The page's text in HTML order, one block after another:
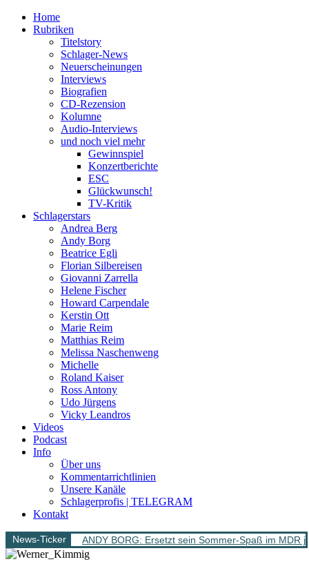
Home
Rubriken
Titelstory
Schlager-News
Neuerscheinungen
Interviews
Biografien
CD-Rezension
Kolumne
Audio-Interviews
und noch viel mehr
Gewinnspiel
Konzertberichte
ESC
Glückwunsch!
TV-Kritik
Schlagerstars
Andrea Berg
Andy Borg
Beatrice Egli
Florian Silbereisen
Giovanni Zarrella
Helene Fischer
Howard Carpendale
Kerstin Ott
Marie Reim
Matthias Reim
Melissa Naschenweng
Michelle
Roland Kaiser
Ross Antony
Udo Jürgens
Vicky Leandros
Videos
Podcast
Info
Über uns
Kommentarrichtlinien
Unsere Kanäle
Schlagerprofis | TELEGRAM
Kontakt
News-Ticker ANDY BORG: Ersetzt sein Sommer-Spaß im MDR